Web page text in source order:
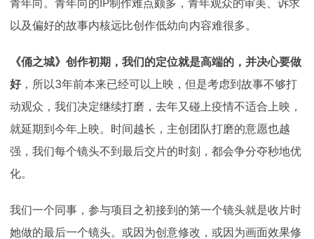
以及偏好的故事内核远比创作低幼向内容难很多。
《俑之城》创作初期，我们的定位就是高端的，并决心要做
好，所以3年前本来已经可以上映，但是考虑到故事不够打
动观众，我们决定继续打磨，去年又碰上疫情不适合上映，
就延期到今年上映。时间越长，主创团队打磨的意愿也越
强，我们每个镜头不到最后交片的时刻，都会争分夺秒地优
化。
我们一个同事，参与项目之初接到的第一个镜头就是收片时
她做的最后一个镜头。或因为创意修改，或因为画面效果修